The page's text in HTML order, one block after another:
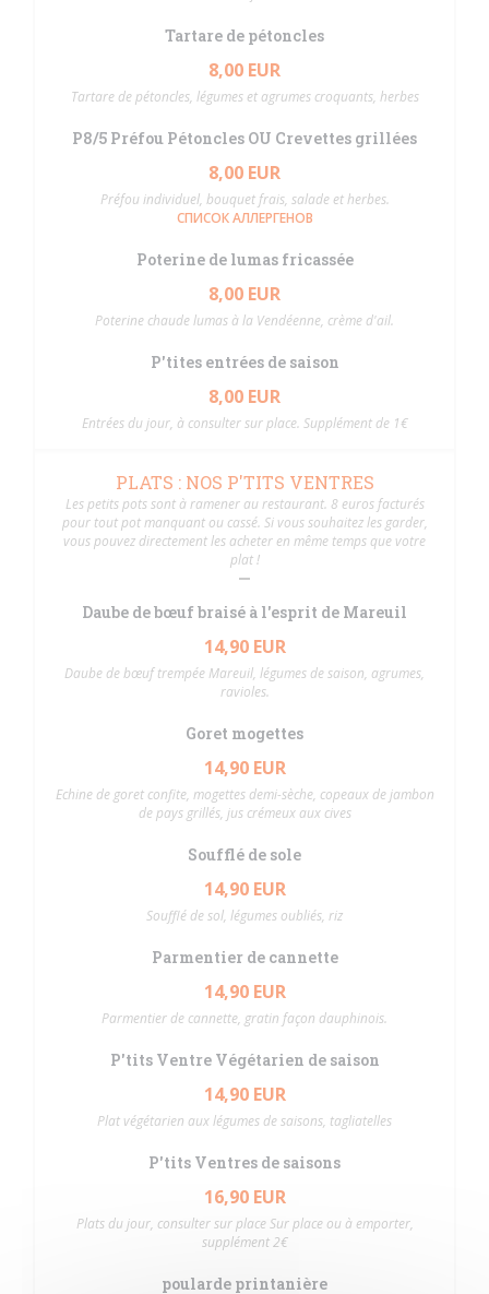
Tartare de pétoncles
8,00 EUR
Tartare de pétoncles, légumes et agrumes croquants, herbes
P8/5 Préfou Pétoncles OU Crevettes grillées
8,00 EUR
Préfou individuel, bouquet frais, salade et herbes.
СПИСОК АЛЛЕРГЕНОВ
Poterine de lumas fricassée
8,00 EUR
Poterine chaude lumas à la Vendéenne, crème d'ail.
P'tites entrées de saison
8,00 EUR
Entrées du jour, à consulter sur place. Supplément de 1€
PLATS : NOS P'TITS VENTRES
Les petits pots sont à ramener au restaurant. 8 euros facturés
pour tout pot manquant ou cassé. Si vous souhaitez les garder,
vous pouvez directement les acheter en même temps que votre
plat !
Daube de bœuf braisé à l'esprit de Mareuil
14,90 EUR
Daube de bœuf trempée Mareuil, légumes de saison, agrumes,
ravioles.
Goret mogettes
14,90 EUR
Echine de goret confite, mogettes demi-sèche, copeaux de jambon
de pays grillés, jus crémeux aux cives
Soufflé de sole
14,90 EUR
Soufflé de sol, légumes oubliés, riz
Parmentier de cannette
14,90 EUR
Parmentier de cannette, gratin façon dauphinois.
P'tits Ventre Végétarien de saison
14,90 EUR
Plat végétarien aux légumes de saisons, tagliatelles
P'tits Ventres de saisons
16,90 EUR
Plats du jour, consulter sur place Sur place ou à emporter,
supplément 2€
poularde printanière